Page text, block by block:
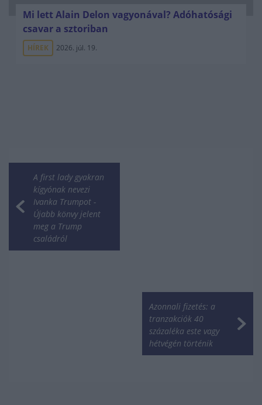
Mi lett Alain Delon vagyonával? Adóhatósági
csavar a sztoriban
HÍREK 2026. júl. 19.
A first lady gyakran
kígyónak nevezi
Ivanka Trumpot -
Újabb könvy jelent
meg a Trump
családról
Azonnali fizetés: a
tranzakciók 40
százaléka este vagy
hétvégén történik